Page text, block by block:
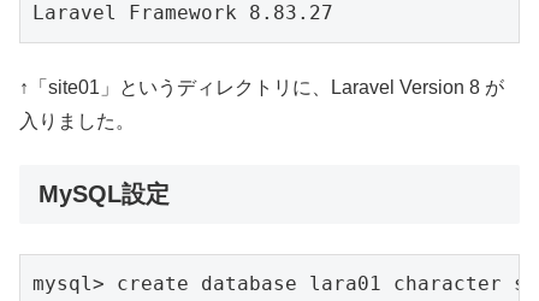
Laravel Framework 8.83.27
↑「site01」というディレクトリに、Laravel Version 8 が
入りました。
MySQL設定
mysql> create database lara01 character